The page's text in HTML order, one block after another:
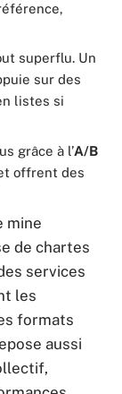
superflu. Un
sur des
listes si
grâce à l’A/B
offrent des
mine
de chartes
services
les
formats
aussi